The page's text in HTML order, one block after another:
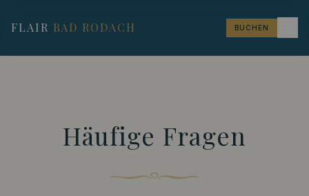
FLAIR BAD RODACH BUCHEN
Häufige Fragen